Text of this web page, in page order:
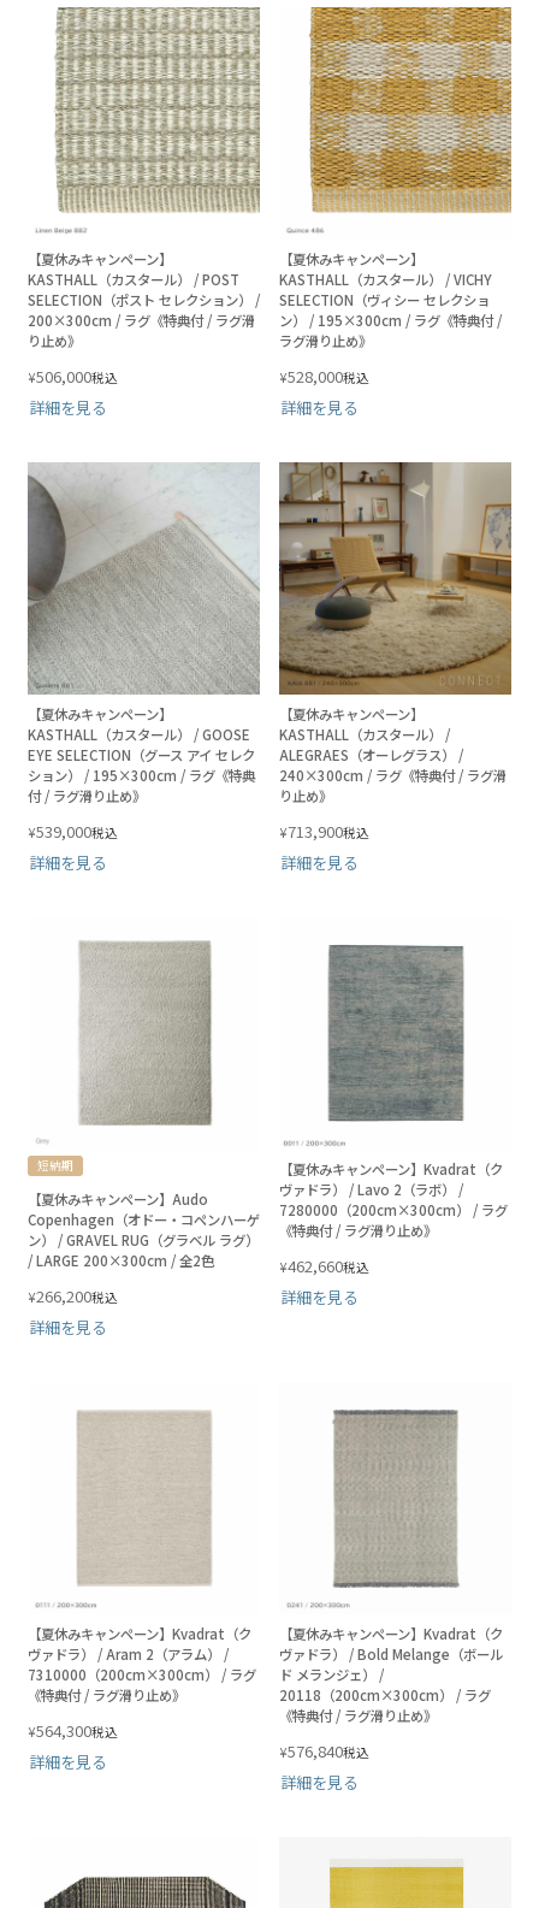
【夏休みキャンペーン】
KASTHALL（カスタール） / POST
SELECTION（ポスト セレクション） /
200×300cm / ラグ《特典付 / ラグ滑
り止め》
¥506,000税込
詳細を見る
【夏休みキャンペーン】
KASTHALL（カスタール） / VICHY
SELECTION（ヴィシー セレクショ
ン） / 195×300cm / ラグ《特典付 /
ラグ滑り止め》
¥528,000税込
詳細を見る
【夏休みキャンペーン】
KASTHALL（カスタール） / GOOSE
EYE SELECTION（グース アイ セレク
ション） / 195×300cm / ラグ《特典
付 / ラグ滑り止め》
¥539,000税込
詳細を見る
【夏休みキャンペーン】
KASTHALL（カスタール） /
ALEGRAES（オーレグラス） /
240×300cm / ラグ《特典付 / ラグ滑
り止め》
¥713,900税込
詳細を見る
短納期
【夏休みキャンペーン】Audo
Copenhagen（オドー・コペンハーゲ
ン） / GRAVEL RUG（グラベル ラグ）
/ LARGE 200×300cm / 全2色
¥266,200税込
詳細を見る
【夏休みキャンペーン】Kvadrat（ク
ヴァドラ） / Lavo 2（ラボ） /
7280000（200cm×300cm） / ラグ
《特典付 / ラグ滑り止め》
¥462,660税込
詳細を見る
【夏休みキャンペーン】Kvadrat（ク
ヴァドラ） / Aram 2（アラム） /
7310000（200cm×300cm） / ラグ
《特典付 / ラグ滑り止め》
¥564,300税込
詳細を見る
【夏休みキャンペーン】Kvadrat（ク
ヴァドラ） / Bold Melange（ボール
ド メランジェ） /
20118（200cm×300cm） / ラグ
《特典付 / ラグ滑り止め》
¥576,840税込
詳細を見る